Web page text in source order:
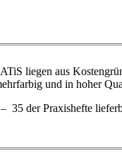
liegen aus
und in hoher
35 der Praxishefte